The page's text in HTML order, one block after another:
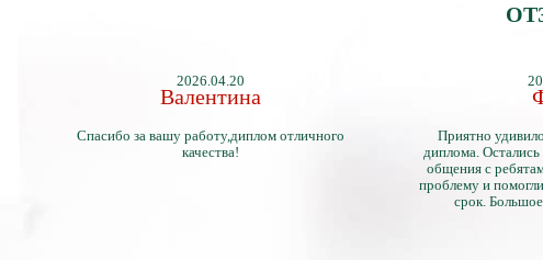
2026.04.20
Валентина
Спасибо за вашу работу,диплом отличного
качества!
Приятно
диплома.
общения с
проблему и
срок.